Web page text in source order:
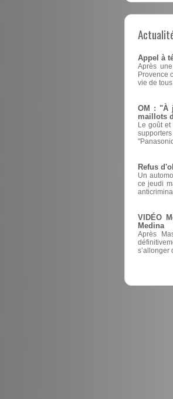
Appel à
Après
Provence
vie de
OM : "À
maillots
Le goût
Refus
Un
ce jeudi
VIDÉO
Medina
Après
s’allonger